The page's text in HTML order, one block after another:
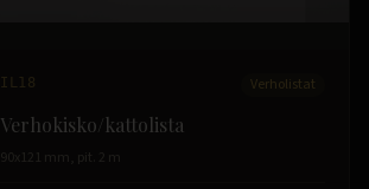
IL18 Verholistat
Verhokisko/kattolista
90x121 mm, pit. 2 m